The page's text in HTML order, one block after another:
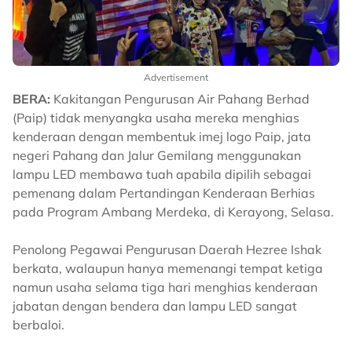
Advertisement
BERA: Kakitangan Pengurusan Air Pahang Berhad
(Paip) tidak menyangka usaha mereka menghias
kenderaan dengan membentuk imej logo Paip, jata
negeri Pahang dan Jalur Gemilang menggunakan
lampu LED membawa tuah apabila dipilih sebagai
pemenang dalam Pertandingan Kenderaan Berhias
pada Program Ambang Merdeka, di Kerayong, Selasa.
Penolong Pegawai Pengurusan Daerah Hezree Ishak
berkata, walaupun hanya memenangi tempat ketiga
namun usaha selama tiga hari menghias kenderaan
jabatan dengan bendera dan lampu LED sangat
berbaloi.